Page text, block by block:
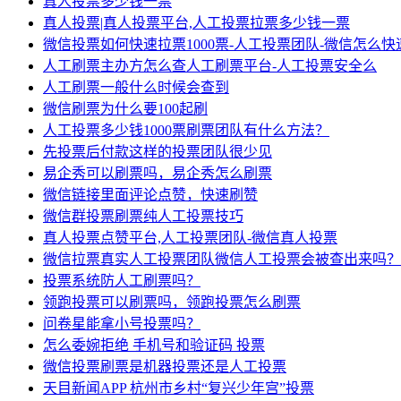
真人投票|真人投票平台,人工投票拉票多少钱一票
微信投票如何快速拉票1000票-人工投票团队-微信怎么快
人工刷票主办方怎么查人工刷票平台-人工投票安全么
人工刷票一般什么时候会查到
微信刷票为什么要100起刷
人工投票多少钱1000票刷票团队有什么方法？
先投票后付款这样的投票团队很少见
易企秀可以刷票吗，易企秀怎么刷票
微信链接里面评论点赞，快速刷赞
微信群投票刷票纯人工投票技巧
真人投票点赞平台,人工投票团队-微信真人投票
微信拉票真实人工投票团队微信人工投票会被查出来吗？
投票系统防人工刷票吗？
领跑投票可以刷票吗，领跑投票怎么刷票
问卷星能拿小号投票吗？
怎么委婉拒绝 手机号和验证码 投票
微信投票刷票是机器投票还是人工投票
天目新闻APP 杭州市乡村“复兴少年宫”投票